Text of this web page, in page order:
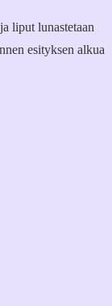
liput lunastetaan
esityksen alkua